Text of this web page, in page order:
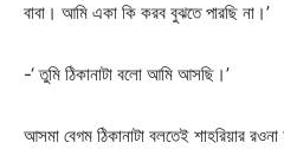
বাবা। আমি একা কি করব বুঝতে পারছি না।’
-‘ তুমি ঠিকানাটা বলো আমি আসছি।’
আসমা বেগম ঠিকানাটা বলতেই শাহরিয়ার